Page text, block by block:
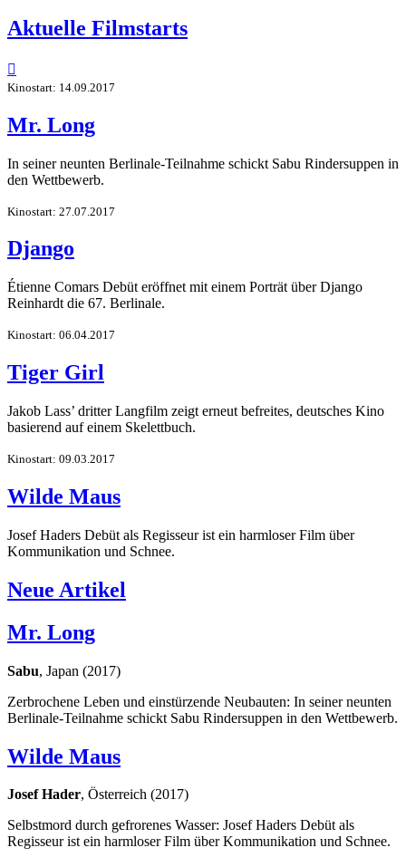
Aktuelle Filmstarts

Kinostart: 14.09.2017
Mr. Long
In seiner neunten Berlinale-Teilnahme schickt Sabu Rindersuppen in
den Wettbewerb.
Kinostart: 27.07.2017
Django
Étienne Comars Debüt eröffnet mit einem Porträt über Django
Reinhardt die 67. Berlinale.
Kinostart: 06.04.2017
Tiger Girl
Jakob Lass’ dritter Langfilm zeigt erneut befreites, deutsches Kino
basierend auf einem Skelettbuch.
Kinostart: 09.03.2017
Wilde Maus
Josef Haders Debüt als Regisseur ist ein harmloser Film über
Kommunikation und Schnee.
Neue Artikel
Mr. Long
Sabu, Japan (2017)
Zerbrochene Leben und einstürzende Neubauten: In seiner neunten
Berlinale-Teilnahme schickt Sabu Rindersuppen in den Wettbewerb.
Wilde Maus
Josef Hader, Österreich (2017)
Selbstmord durch gefrorenes Wasser: Josef Haders Debüt als
Regisseur ist ein harmloser Film über Kommunikation und Schnee.